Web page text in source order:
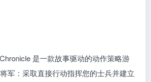
是一款故事驱动的动作策略游
军：采取直接行动指挥您的士兵并建立